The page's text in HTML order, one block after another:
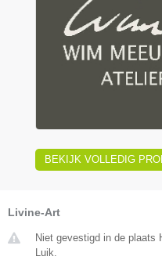
BEKIJK VOLLEDIG
Livine-Art
Niet gevestigd in de plaats
Luik.